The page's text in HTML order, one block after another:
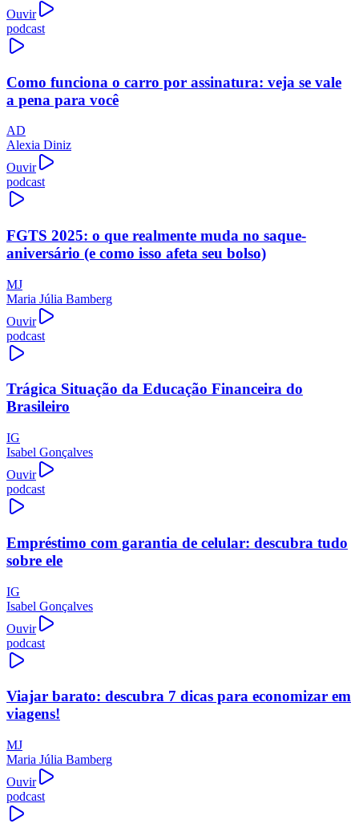
Ouvir
podcast
Como funciona o carro por assinatura: veja se vale
a pena para você
AD
Alexia Diniz
Ouvir
podcast
FGTS 2025: o que realmente muda no saque-
aniversário (e como isso afeta seu bolso)
MJ
Maria Júlia Bamberg
Ouvir
podcast
Trágica Situação da Educação Financeira do
Brasileiro
IG
Isabel Gonçalves
Ouvir
podcast
Empréstimo com garantia de celular: descubra tudo
sobre ele
IG
Isabel Gonçalves
Ouvir
podcast
Viajar barato: descubra 7 dicas para economizar em
viagens!
MJ
Maria Júlia Bamberg
Ouvir
podcast